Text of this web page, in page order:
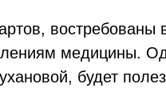
медицины.
будет